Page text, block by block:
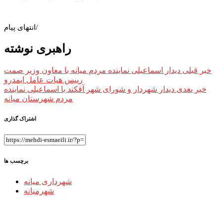
انتهای پیام/
راهبری نوشته
خبر قبلی دیدار اسماعیلی نماینده مردم میانه با معاون وزیر صمت
رییس هیات عامل ایمدرو
خبر بعدی دیدار شهردار و شورای شهر آقکند با اسماعیلی نماینده
مردم شهرستان میانه
اشتراک گذاری
برچسب ها
شهرداری میانه
شهرمیانه